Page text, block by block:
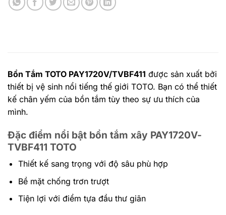
Bồn Tắm TOTO PAY1720V/TVBF411 được sản xuất bởi
thiết bị vệ sinh nổi tiếng thế giới TOTO. Bạn có thể thiết
kế chân yếm của bồn tắm tùy theo sự ưu thích của
mình.
Đặc điểm nổi bật bồn tắm xây PAY1720V-
TVBF411 TOTO
Thiết kế sang trọng với độ sâu phù hợp
Bề mặt chống trơn trượt
Tiện lợi với điểm tựa đầu thư giãn